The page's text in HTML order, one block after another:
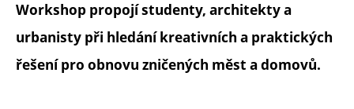
Workshop propojí studenty, architekty a
urbanisty při hledání kreativních a praktických
řešení pro obnovu zničených měst a domovů.